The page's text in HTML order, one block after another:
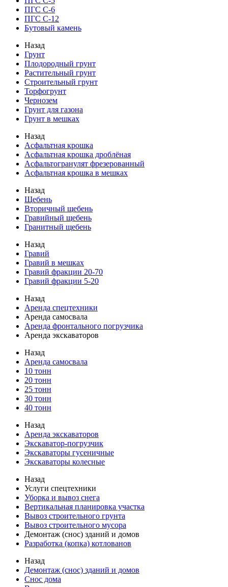
ПГС С-6
ПГС С-12
Бутовый камень
Назад
Грунт
Плодородный грунт
Растительный грунт
Строительный грунт
Торфогрунт
Чернозем
Грунт для газона
Грунт в мешках
Назад
Асфальтная крошка
Асфальтная крошка дроблёная
Асфальтогранулят фрезерованный
Асфальтная крошка в мешках
Назад
Щебень
Вторичный щебень
Гравийный щебень
Гранитный щебень
Назад
Гравий
Гравий в мешках
Гравий фракции 20-70
Гравий фракции 5-20
Назад
Аренда спецтехники
Аренда самосвала
Аренда фронтального погрузчика
Аренда экскаваторов
Назад
Аренда самосвала
10 тонн
20 тонн
25 тонн
30 тонн
40 тонн
Назад
Аренда экскаваторов
Экскаватор-погрузчик
Экскаваторы гусеничные
Экскаваторы колесные
Назад
Услуги спецтехники
Уборка и вывоз снега
Вертикальная планировка участка
Вывоз строительного грунта
Вывоз строительного мусора
Демонтаж (снос) зданий и домов
Разработка (копка) котлованов
Назад
Демонтаж (снос) зданий и домов
Снос дома